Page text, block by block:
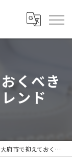
くべき
ンド
抑えておくべき貴金属市場の最新トレンド